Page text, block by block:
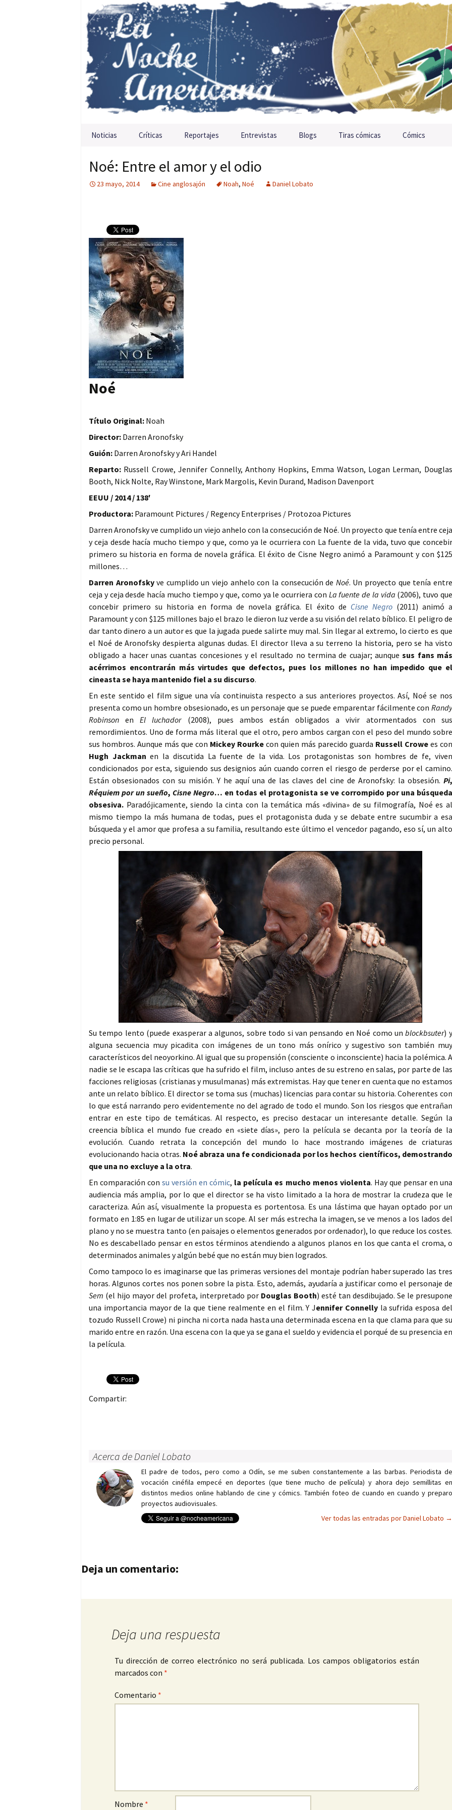
Saltar al contenido
Noticias Críticas Reportajes Entrevistas Blogs Tiras cómicas Cómics
Noé: Entre el amor y el odio
23 mayo, 2014 Cine anglosajón Noah, Noé Daniel Lobato
Noé
Título Original: Noah
Director: Darren Aronofsky
Guión: Darren Aronofsky y Ari Handel
Reparto: Russell Crowe, Jennifer Connelly, Anthony Hopkins, Emma Watson, Logan Lerman, Douglas
Booth, Nick Nolte, Ray Winstone, Mark Margolis, Kevin Durand, Madison Davenport
EEUU / 2014 / 138′
Productora: Paramount Pictures / Regency Enterprises / Protozoa Pictures
Darren Aronofsky ve cumplido un viejo anhelo con la consecución de Noé. Un proyecto que tenía entre ceja
y ceja desde hacía mucho tiempo y que, como ya le ocurriera con La fuente de la vida, tuvo que concebir
primero su historia en forma de novela gráfica. El éxito de Cisne Negro animó a Paramount y con $125
millones…
Darren Aronofskyve cumplido un viejo anhelo con la consecución de Noé. Un proyecto que tenía entre
ceja y ceja desde hacía mucho tiempo y que, como ya le ocurriera con La fuente de la vida (2006), tuvo que
concebir primero su historia en forma de novela gráfica. El éxito de Cisne Negro (2011) animó a
Paramount y con $125 millones bajo el brazo le dieron luz verde a su visión del relato bíblico. El peligro de
dar tanto dinero a un autor es que la jugada puede salirte muy mal. Sin llegar al extremo, lo cierto es que
el Noé de Aronofsky despierta algunas dudas. El director lleva a su terreno la historia, pero se ha visto
obligado a hacer unas cuantas concesiones y el resultado no termina de cuajar; aunquesus fans más
acérrimos encontrarán más virtudes que defectos, pues los millones no han impedido que el
cineasta se haya mantenido fiel a su discurso.
En este sentido el film sigue una vía continuista respecto a sus anteriores proyectos. Así, Noé se nos
presenta como un hombre obsesionado, es un personaje que se puede emparentar fácilmente con Randy
Robinson enEl luchador (2008), pues ambos están obligados a vivir atormentados con sus
remordimientos. Uno de forma más literal que el otro, pero ambos cargan con el peso del mundo sobre
sus hombros. Aunque más que con Mickey Rourkecon quien más parecido guarda Russell Crowe es con
Hugh Jackman en la discutida La fuente de la vida. Los protagonistas son hombres de fe, viven
condicionados por esta, siguiendo sus designios aún cuando corren el riesgo de perderse por el camino.
Están obsesionados con su misión. Y he aquí una de las claves del cine de Aronofsky: la obsesión. Pi,
Réquiem por un sueño, Cisne Negro… en todas el protagonista se ve corrompido por una búsqueda
obsesiva. Paradójicamente, siendo la cinta con la temática más «divina» de su filmografía, Noé es al
mismo tiempo la más humana de todas, pues el protagonista duda y se debate entre sucumbir a esa
búsqueda y el amor que profesa a su familia, resultando este último el vencedor pagando, eso sí, un alto
precio personal.
Su tempo lento (puede exasperar a algunos, sobre todo si van pensando en Noé como unblockbsuter) y
alguna secuencia muy picadita con imágenes de un tono más onírico y sugestivo son también muy
característicos del neoyorkino. Al igual que su propensión (consciente o inconsciente) hacia la polémica. A
nadie se le escapa las críticas que ha sufrido el film, incluso antes de su estreno en salas, por parte de las
facciones religiosas (cristianas y musulmanas) más extremistas. Hay que tener en cuenta que no estamos
ante un relato bíblico. El director se toma sus (muchas) licencias para contar su historia. Coherentes con
lo que está narrando pero evidentemente no del agrado de todo el mundo. Son los riesgos que entrañan
entrar en este tipo de temáticas. Al respecto, es preciso destacar un interesante detalle. Según la
creencia bíblica el mundo fue creado en «siete días», pero la película se decanta por la teoría de la
evolución. Cuando retrata la concepción del mundo lo hace mostrando imágenes de criaturas
evolucionando hacia otras. Noé abraza una fe condicionada por los hechos científicos, demostrando
que una no excluye a la otra.
En comparación consu versión en cómic, la película es mucho menos violenta. Hay que pensar en una
audiencia más amplia, por lo que el director se ha visto limitado a la hora de mostrar la crudeza que le
caracteriza. Aún así, visualmente la propuesta es portentosa. Es una lástima que hayan optado por un
formato en 1:85 en lugar de utilizar un scope. Al ser más estrecha la imagen, se ve menos a los lados del
plano y no se muestra tanto (en paisajes o elementos generados por ordenador), lo que reduce los costes.
No es descabellado pensar en estos términos atendiendo a algunos planos en los que canta el croma, o
determinados animales y algún bebé que no están muy bien logrados.
Como tampoco lo es imaginarse que las primeras versiones del montaje podrían haber superado las tres
horas. Algunos cortes nos ponen sobre la pista. Esto, además, ayudaría a justificar como el personaje de
Sem (el hijo mayor del profeta, interpretado porDouglas Booth) esté tan desdibujado. Se le presupone
una importancia mayor de la que tiene realmente en el film. Y Jennifer Connellyla sufrida esposa del
tozudo Russell Crowe) ni pincha ni corta nada hasta una determinada escena en la que clama para que su
marido entre en razón. Una escena con la que ya se gana el sueldo y evidencia el porqué de su presencia en
la película.
Compartir:
Acerca de Daniel Lobato
El padre de todos, pero como a Odín, se me suben constantemente a las barbas. Periodista de
vocación cinéfila empecé en deportes (que tiene mucho de película) y ahora dejo semillitas en
distintos medios online hablando de cine y cómics. También foteo de cuando en cuando y preparo
proyectos audiovisuales.
Ver todas las entradas por Daniel Lobato →
Navegación de entradas
Deja un comentario:
Deja una respuesta
Tu dirección de correo electrónico no será publicada. Los campos obligatorios están
marcados con *
Comentario *
Nombre *